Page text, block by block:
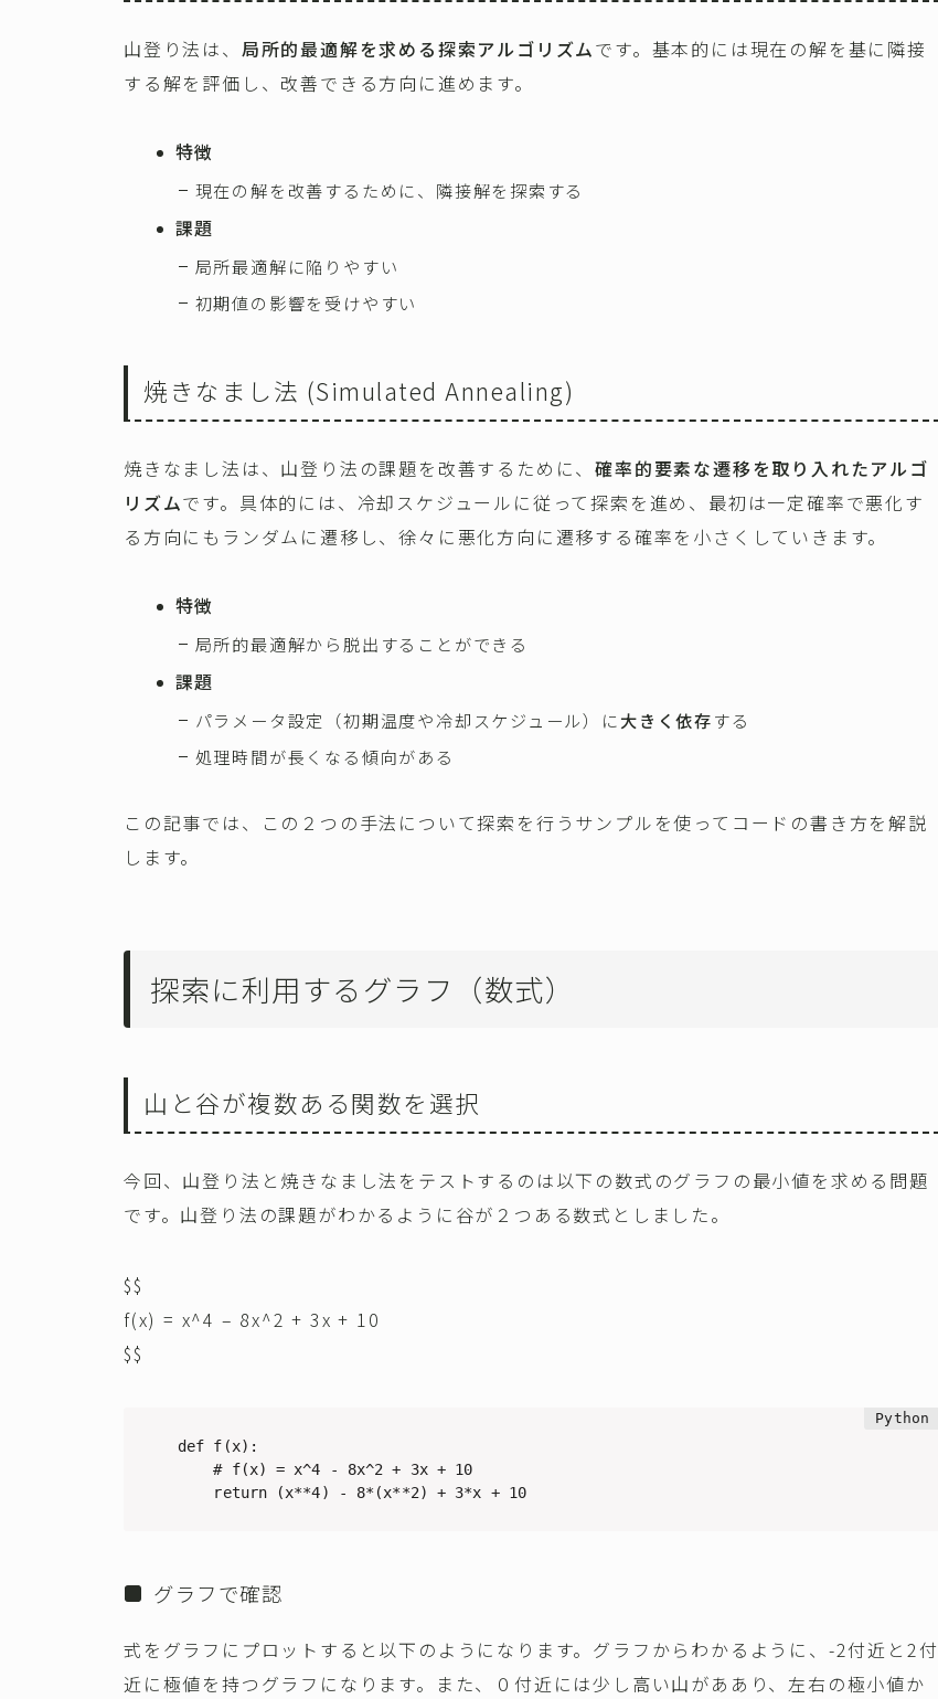
山登り法は、 局所的最適解を求める探索アルゴリズムです。基本的には現在の解を基に隣接
する解を評価し、改善できる方向に進めます。
特徴
現在の解を改善するために、隣接解を探索する
課題
局所最適解に陥りやすい
初期値の影響を受けやすい
焼きなまし法 (Simulated Annealing)
焼きなまし法は、山登り法の課題を改善するために、確率的要素な遷移を取り入れたアルゴ
リズムです。具体的には、冷却スケジュールに従って探索を進め、最初は一定確率で悪化す
る方向にもランダムに遷移し、徐々に悪化方向に遷移する確率を小さくしていきます。
特徴
局所的最適解から脱出することができる
課題
パラメータ設定（初期温度や冷却スケジュール）に大きく依存する
処理時間が長くなる傾向がある
この記事では、この２つの手法について探索を行うサンプルを使ってコードの書き方を解説
します。
探索に利用するグラフ（数式）
山と谷が複数ある関数を選択
今回、山登り法と焼きなまし法をテストするのは以下の数式のグラフの最小値を求める問題
です。山登り法の課題がわかるように谷が２つある数式としました。
$$
f(x) = x^4 – 8x^2 + 3x + 10
$$
def f(x):
    # f(x) = x^4 - 8x^2 + 3x + 10
    return (x**4) - 8*(x**2) + 3*x + 10
グラフで確認
式をグラフにプロットすると以下のようになります。グラフからわかるように、-2付近と2付
近に極値を持つグラフになります。また、０付近には少し高い山がああり、左右の極小値か